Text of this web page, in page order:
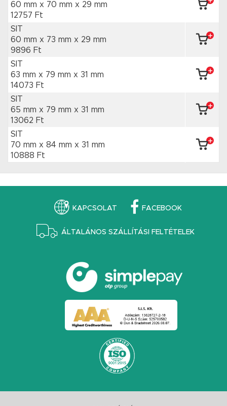
60 mm x 70 mm x 29 mm
12757 Ft
SIT
60 mm x 73 mm x 29 mm
9896 Ft
SIT
63 mm x 79 mm x 31 mm
14073 Ft
SIT
65 mm x 79 mm x 31 mm
13062 Ft
SIT
70 mm x 84 mm x 31 mm
10888 Ft
KAPCSOLAT FACEBOOK
ÁLTALÁNOS SZÁLLÍTÁSI FELTÉTELEK